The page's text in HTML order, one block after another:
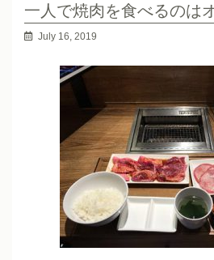
一人で焼肉を食べるのは
July 16, 2019